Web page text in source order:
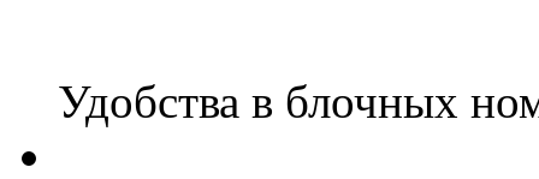
Удобства в блочных